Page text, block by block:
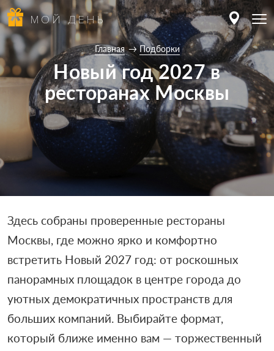
МОЙ ДЕНЬ
Главная Подборки
Новый год 2027 в
ресторанах Москвы
Здесь собраны проверенные рестораны
Москвы, где можно ярко и комфортно
встретить Новый 2027 год: от роскошных
панорамных площадок в центре города до
уютных демократичных пространств для
больших компаний. Выбирайте формат,
который ближе именно вам — торжественный